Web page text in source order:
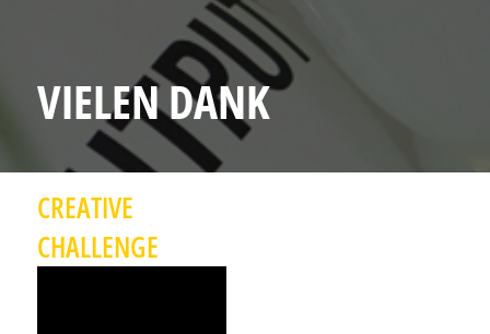
VIELEN DANK
CREATIVE
CHALLENGE